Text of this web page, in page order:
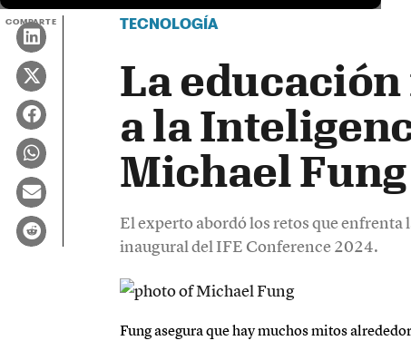
COMPARTE TECNOLOGÍA
La
a la
Michael Fung
El experto abordó los retos que
inaugural del IFE Conference 2024.
Fung asegura que hay muchos mitos